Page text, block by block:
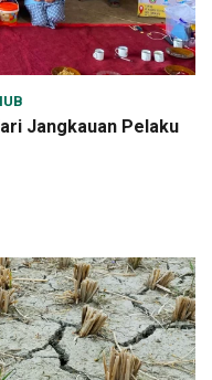
Jangkauan Pelaku